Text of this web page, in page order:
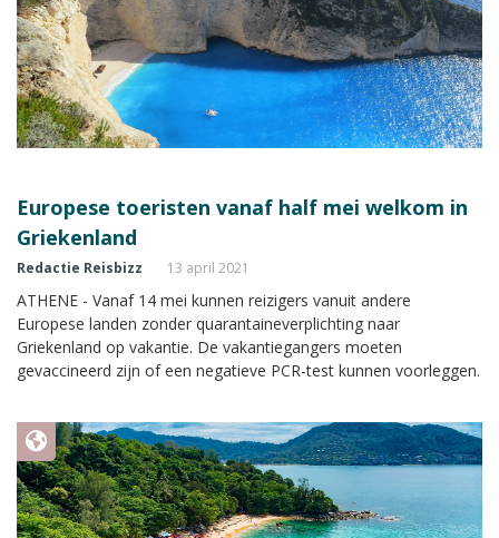
Europese toeristen vanaf half mei welkom in
Griekenland
Redactie Reisbizz 13 april 2021
ATHENE - Vanaf 14 mei kunnen reizigers vanuit andere
Europese landen zonder quarantaineverplichting naar
Griekenland op vakantie. De vakantiegangers moeten
gevaccineerd zijn of een negatieve PCR-test kunnen voorleggen.